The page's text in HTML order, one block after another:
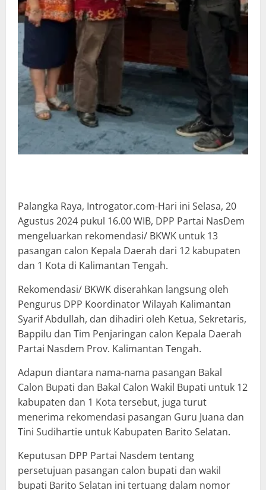
Palangka Raya, Introgator.com-Hari ini Selasa, 20
Agustus 2024 pukul 16.00 WIB, DPP Partai NasDem
mengeluarkan rekomendasi/ BKWK untuk 13
pasangan calon Kepala Daerah dari 12 kabupaten
dan 1 Kota di Kalimantan Tengah.
Rekomendasi/ BKWK diserahkan langsung oleh
Pengurus DPP Koordinator Wilayah Kalimantan
Syarif Abdullah, dan dihadiri oleh Ketua, Sekretaris,
Bappilu dan Tim Penjaringan calon Kepala Daerah
Partai Nasdem Prov. Kalimantan Tengah.
Adapun diantara nama-nama pasangan Bakal
Calon Bupati dan Bakal Calon Wakil Bupati untuk 12
kabupaten dan 1 Kota tersebut, juga turut
menerima rekomendasi pasangan Guru Juana dan
Tini Sudihartie untuk Kabupaten Barito Selatan.
Keputusan DPP Partai Nasdem tentang
persetujuan pasangan calon bupati dan wakil
bupati Barito Selatan ini tertuang dalam nomor